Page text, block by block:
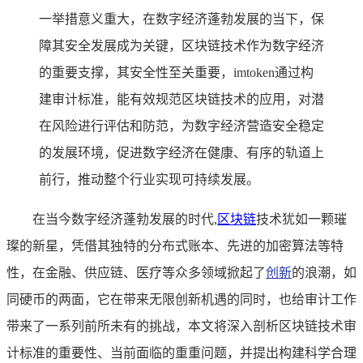
一举措意义重大，在数字经济蓬勃发展的当下，保
障其安全发展成为关键，区块链技术作为数字经济
的重要支撑，其安全性至关重要，imtoken通过构
建审计标准，能有效规范区块链技术的应用，对潜
在风险进行评估和防范，为数字经济营造安全稳定
的发展环境，促进数字经济在健康、有序的轨道上
前行，推动整个行业实现可持续发展。
在当今数字经济蓬勃发展的时代, 区块链技术犹如一颗璀
璨的新星，凭借其独特的分布式账本、先进的加密算法等特
性，在金融、供应链、医疗等众多领域掀起了创新的浪潮，如
同硬币的两面，它在带来无限创新机遇的同时，也给审计工作
带来了一系列前所未有的挑战，本文将深入剖析区块链技术审
计标准的重要性、当前面临的重重问题，并提出构建科学合理